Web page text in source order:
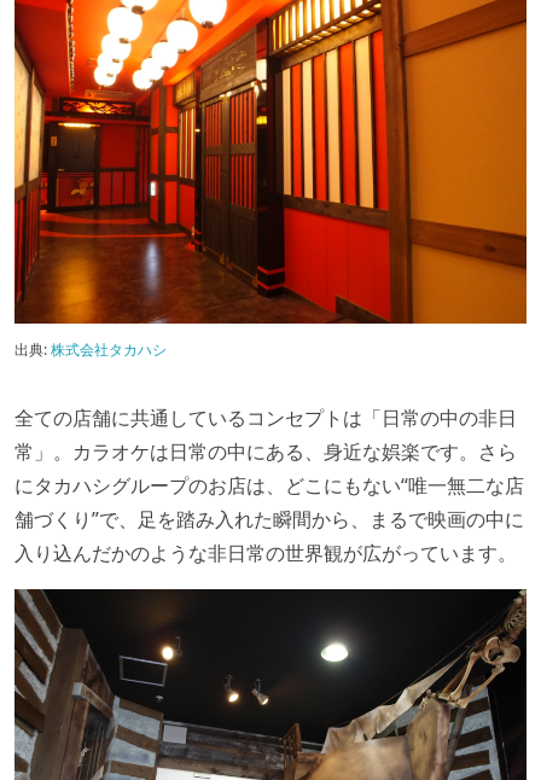
出典:株式会社タカハシ
全ての店舗に共通しているコンセプトは「日常の中の非日
常」。カラオケは日常の中にある、身近な娯楽です。さら
にタカハシグループのお店は、どこにもない“唯一無二な店
舗づくり”で、足を踏み入れた瞬間から、まるで映画の中に
入り込んだかのような非日常の世界観が広がっています。